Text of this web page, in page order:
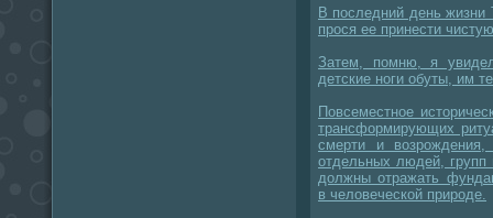
В последний день жизни
прося ее принести
Затем, помню, я
детские ноги обуты, им
Повсеместное
трансформирующих
смерти и
отдельных людей, групп
должны отражать
в человеческой природе.